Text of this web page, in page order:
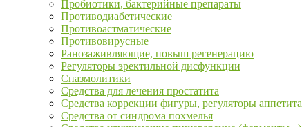
Пробиотики, бактерийные препараты
Противодиабетические
Противоастматические
Противовирусные
Ранозаживляющие, повыш регенерацию
Регуляторы эректильной дисфункции
Спазмолитики
Средства для лечения простатита
Средства коррекции фигуры, регуляторы аппетита
Средства от синдрома похмелья